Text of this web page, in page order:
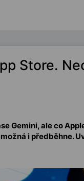
Store.
Gemini, ale co
i předběhne.